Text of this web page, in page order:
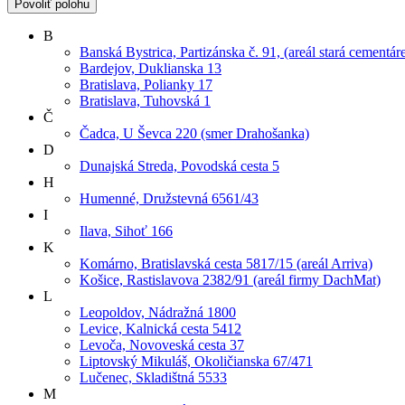
Povoliť polohu
B
Banská Bystrica, Partizánska č. 91, (areál stará
Bardejov, Duklianska 13
Bratislava, Polianky 17
Bratislava, Tuhovská 1
Č
Čadca, U Ševca 220 (smer Drahošanka)
D
Dunajská Streda, Povodská cesta 5
H
Humenné, Družstevná 6561/43
I
Ilava, Sihoť 166
K
Komárno, Bratislavská cesta 5817/15 (areál Arriva)
Košice, Rastislavova 2382/91 (areál firmy DachMat)
L
Leopoldov, Nádražná 1800
Levice, Kalnická cesta 5412
Levoča, Novoveská cesta 37
Liptovský Mikuláš, Okoličianska 67/471
Lučenec, Skladištná 5533
M